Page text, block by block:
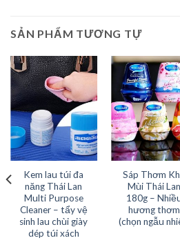
SẢN PHẨM TƯƠNG TỰ
Kem lau túi đa
năng Thái Lan
Multi Purpose
Cleaner – tẩy vệ
sinh lau chùi giày
dép túi xách
Sáp Thơm
Mùi Thái Lan
180g –
hương thơm
(chọn ngẫu